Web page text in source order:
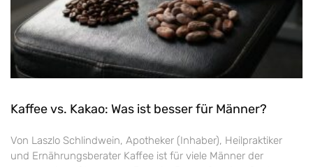
Kaffee vs. Kakao: Was ist besser für Männer?
Von Laszlo Schlindwein, Apotheker (Inhaber), Heilpraktiker
und Ernährungsberater Kaffee ist für viele Männer der